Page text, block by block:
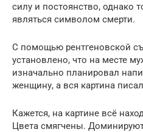
силу и постоянство, однако
являться символом смерти.
С помощью рентгеновской
установлено, что на месте
изначально планировал
женщину, а вся картина
Кажется, на картине всё
Цвета смягчены.